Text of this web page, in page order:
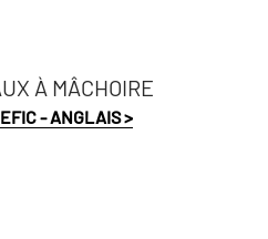
À MÂCHOIRE
- ANGLAIS >